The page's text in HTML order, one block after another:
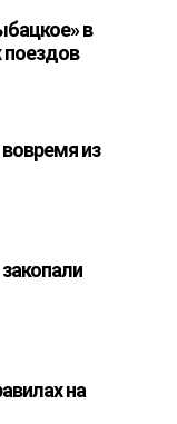
в
поездов
из
на